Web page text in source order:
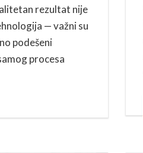
rezultat nije
— važni su
podešeni
procesa